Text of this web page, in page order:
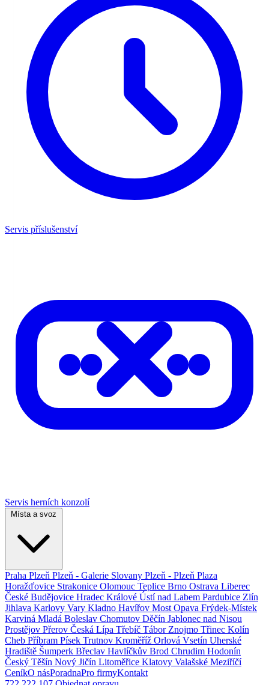
Servis příslušenství
Servis herních konzolí
Místa a svoz
Praha Plzeň Plzeň - Galerie Slovany Plzeň - Plzeň Plaza
Horažďovice Strakonice Olomouc Teplice Brno Ostrava Liberec
České Budějovice Hradec Králové Ústí nad Labem Pardubice Zlín
Jihlava Karlovy Vary Kladno Havířov Most Opava Frýdek-Místek
Karviná Mladá Boleslav Chomutov Děčín Jablonec nad Nisou
Prostějov Přerov Česká Lípa Třebíč Tábor Znojmo Třinec Kolín
Cheb Příbram Písek Trutnov Kroměříž Orlová Vsetín Uherské
Hradiště Šumperk Břeclav Havlíčkův Brod Chrudim Hodonín
Český Těšín Nový Jičín Litoměřice Klatovy Valašské Meziříčí
CeníkO násPoradnaPro firmyKontakt